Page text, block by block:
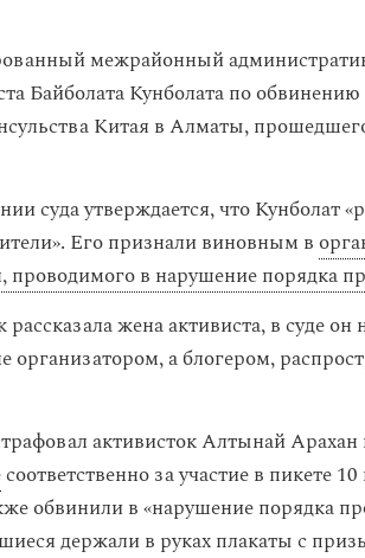
межрайонный
Байболата Кунболата по
Китая в Алматы,
суда утверждается, что Кунболат
Его признали виновным в
проводимого в нарушение порядка
жена активиста, в суде
организатором, а блогером,
активисток Алтынай
соответственно за участие в пикете
обвинили в «нарушение порядка
держали в руках плакаты с